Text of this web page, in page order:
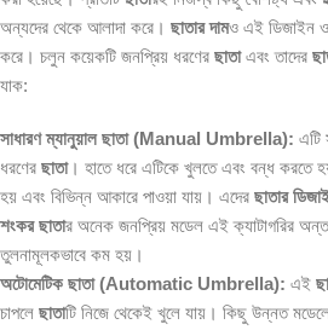
অন্যদের থেকে আলাদা করে। ছাতার দামও এই ডিজাইন ও
করে। চলুন কয়েকটি জনপ্রিয় ধরণের ছাতাএবং তাদের
যাক:
সাধারণ ম্যানুয়াল ছাতা (Manual Umbrella): এটি
ধরণের ছাতা। হাতে ধরে এটিকে খুলতে এবং বন্ধ করতে
হয় এবং বিভিন্ন আকারে পাওয়া যায়। এদের ছাতার
শংকর ছাতার অনেক জনপ্রিয় মডেল এই ক্যাটাগরির
তুলনামূলকভাবে কম হয়।
অটোমেটিক ছাতা (Automatic Umbrella): এই
চাপলে ছাতাটি নিজে থেকেই খুলে যায়। কিছু উন্নত